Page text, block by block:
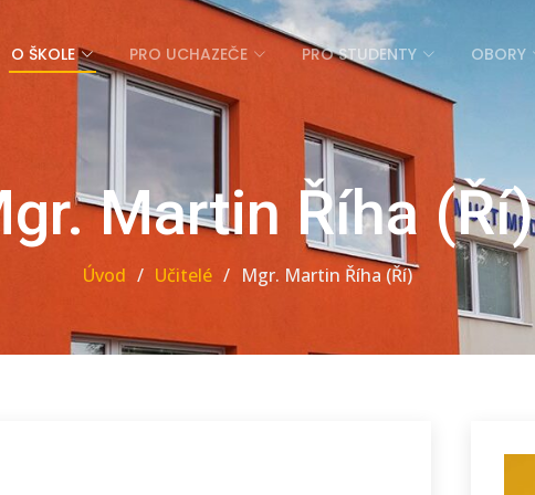
O ŠKOLE PRO UCHAZEČE PRO STUDENTY OBORY
Martin Říha (Ří)
Úvod Učitelé Mgr. Martin Říha (Ří)